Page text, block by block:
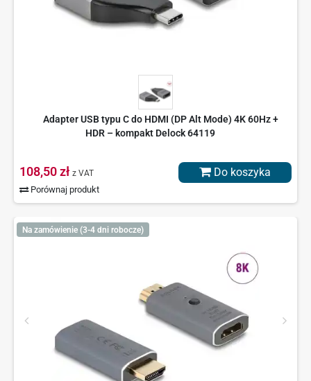
Adapter USB typu C do HDMI (DP Alt Mode) 4K 60Hz +
HDR – kompakt Delock 64119
108,50 zł z VAT
Porównaj produkt
Do koszyka
Na zamówienie (3-4 dni robocze)